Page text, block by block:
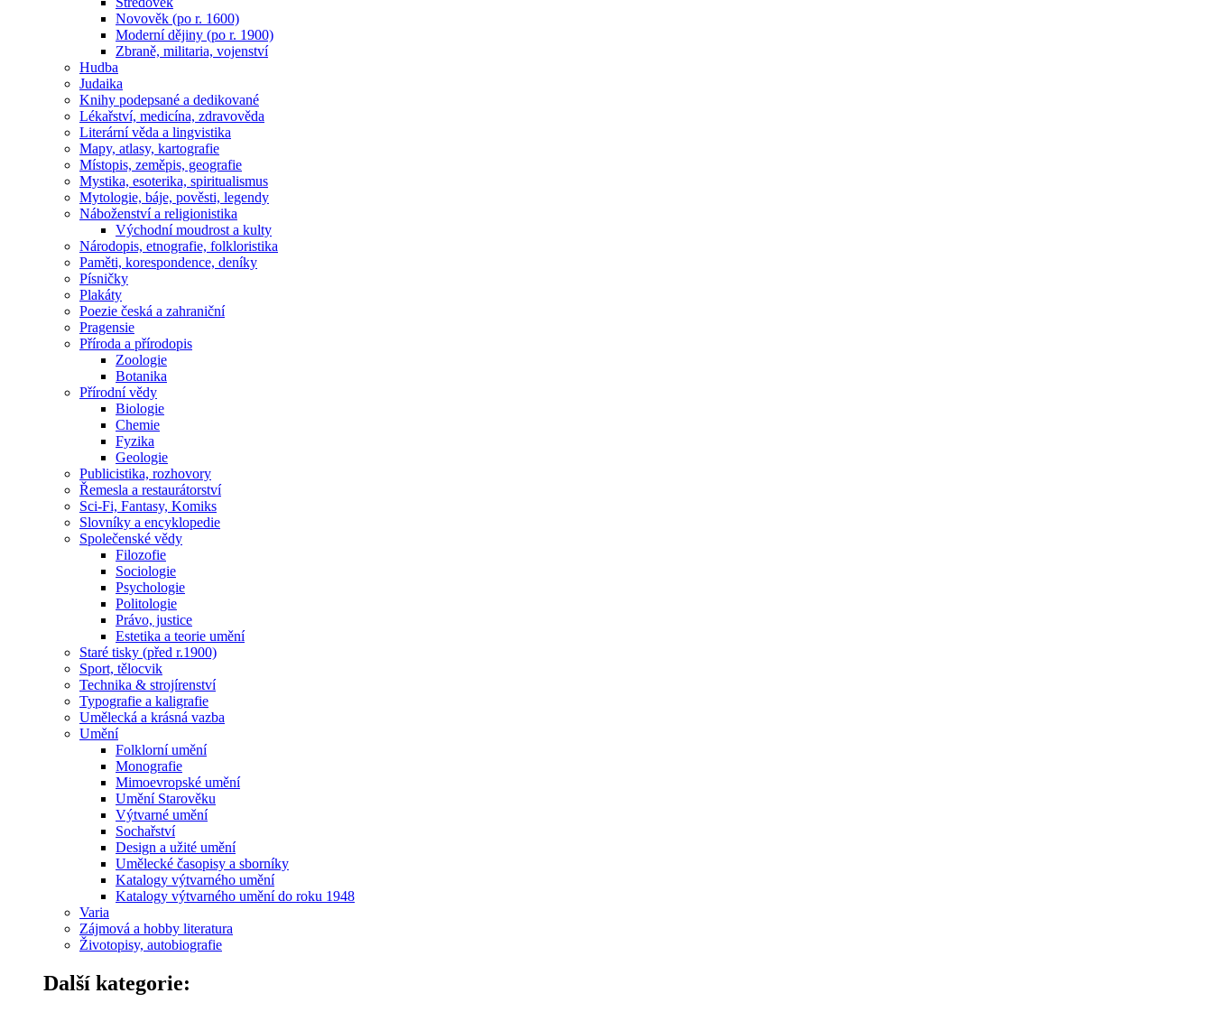
Novověk (po r. 1600)
Moderní dějiny (po r. 1900)
Zbraně, militaria, vojenství
Hudba
Judaika
Knihy podepsané a dedikované
Lékařství, medicína, zdravověda
Literární věda a lingvistika
Mapy, atlasy, kartografie
Místopis, zeměpis, geografie
Mystika, esoterika, spiritualismus
Mytologie, báje, pověsti, legendy
Náboženství a religionistika
Východní moudrost a kulty
Národopis, etnografie, folkloristika
Paměti, korespondence, deníky
Písničky
Plakáty
Poezie česká a zahraniční
Pragensie
Příroda a přírodopis
Zoologie
Botanika
Přírodní vědy
Biologie
Chemie
Fyzika
Geologie
Publicistika, rozhovory
Řemesla a restaurátorství
Sci-Fi, Fantasy, Komiks
Slovníky a encyklopedie
Společenské vědy
Filozofie
Sociologie
Psychologie
Politologie
Právo, justice
Estetika a teorie umění
Staré tisky (před r.1900)
Sport, tělocvik
Technika & strojírenství
Typografie a kaligrafie
Umělecká a krásná vazba
Umění
Folklorní umění
Monografie
Mimoevropské umění
Umění Starověku
Výtvarné umění
Sochařství
Design a užité umění
Umělecké časopisy a sborníky
Katalogy výtvarného umění
Katalogy výtvarného umění do roku 1948
Varia
Zájmová a hobby literatura
Životopisy, autobiografie
Další kategorie: